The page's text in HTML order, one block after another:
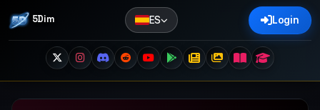
5Dim ES Login